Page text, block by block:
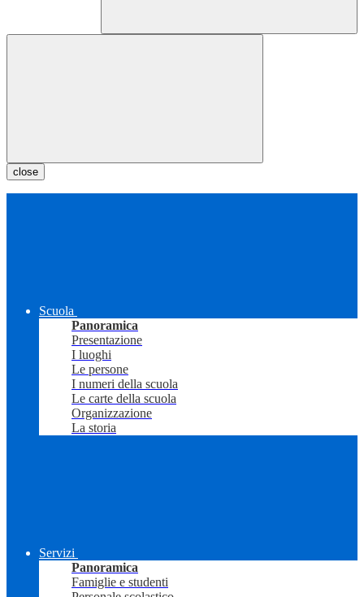
close
Scuola
Panoramica
Presentazione
I luoghi
Le persone
I numeri della scuola
Le carte della scuola
Organizzazione
La storia
Servizi
Panoramica
Famiglie e studenti